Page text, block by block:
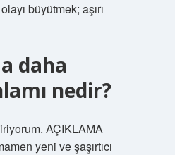
büyütmek; aşırı
daha
nedir?
AÇIKLAMA
yeni ve şaşırtıcı